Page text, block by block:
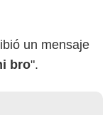
un mensaje
bro".